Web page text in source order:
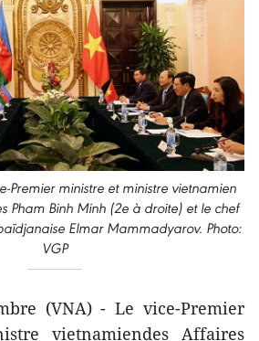
Premier ministre et ministre vietnamien
Pham Binh Minh (2e à droite) et le chef
Elmar Mammadyarov. Photo:
VGP
(VNA) - Le vice-Premier
vietnamiendes Affaires